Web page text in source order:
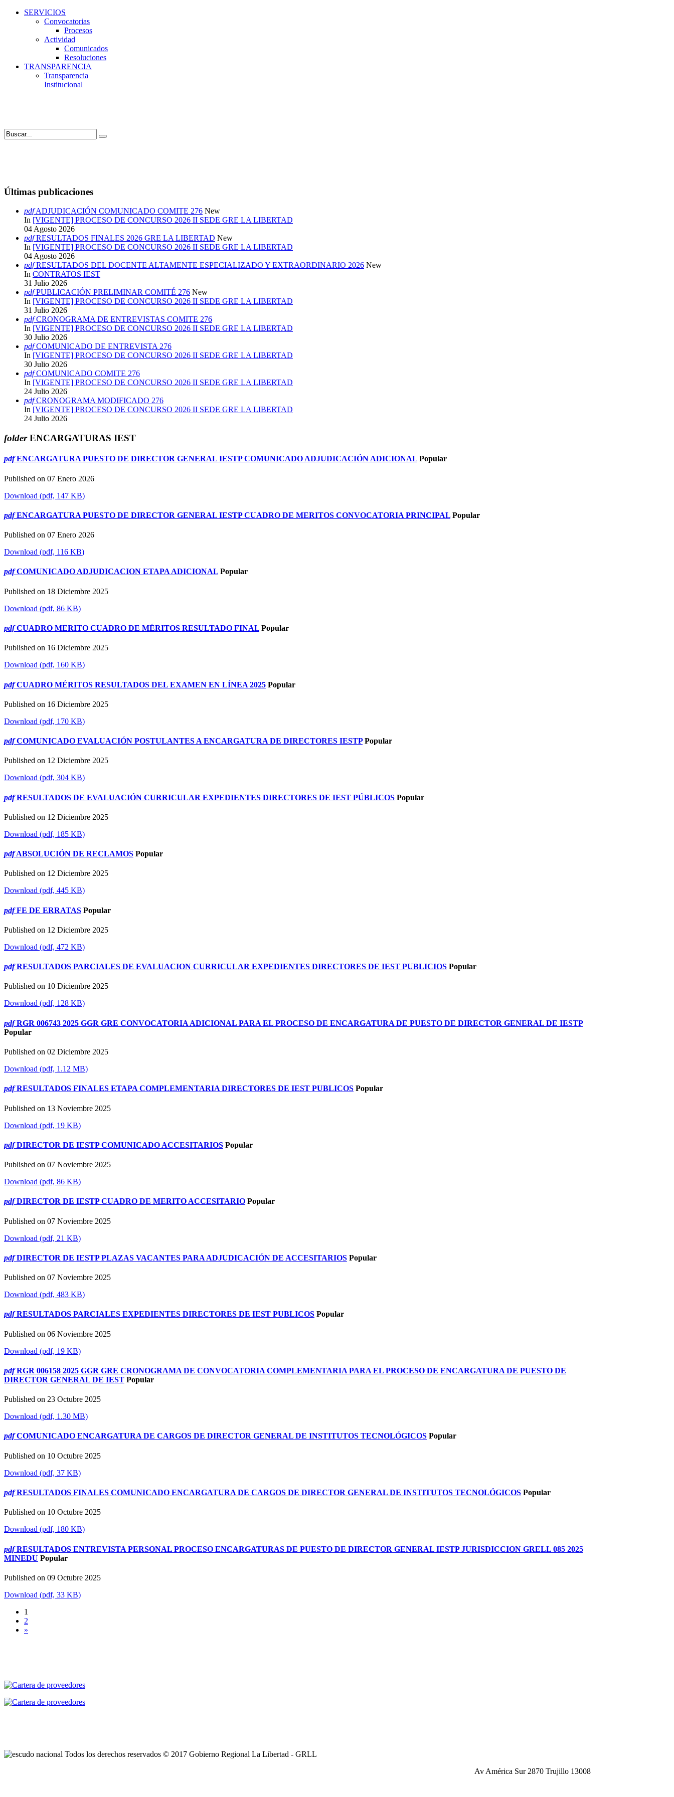
SERVICIOS
Convocatorias
Procesos
Actividad
Comunicados
Resoluciones
TRANSPARENCIA
Transparencia
Institucional
Últimas publicaciones
pdfADJUDICACIÓN COMUNICADO COMITE 276 New
In [VIGENTE] PROCESO DE CONCURSO 2026 II SEDE GRE LA LIBERTAD
04 Agosto 2026
pdf RESULTADOS FINALES 2026 GRE LA LIBERTAD New
In [VIGENTE] PROCESO DE CONCURSO 2026 II SEDE GRE LA LIBERTAD
04 Agosto 2026
pdf RESULTADOS DEL DOCENTE ALTAMENTE ESPECIALIZADO Y EXTRAORDINARIO 2026 New
In CONTRATOS IEST
31 Julio 2026
pdf PUBLICACIÓN PRELIMINAR COMITÉ 276 New
In [VIGENTE] PROCESO DE CONCURSO 2026 II SEDE GRE LA LIBERTAD
31 Julio 2026
pdf CRONOGRAMA DE ENTREVISTAS COMITE 276
In [VIGENTE] PROCESO DE CONCURSO 2026 II SEDE GRE LA LIBERTAD
30 Julio 2026
pdf COMUNICADO DE ENTREVISTA 276
In [VIGENTE] PROCESO DE CONCURSO 2026 II SEDE GRE LA LIBERTAD
30 Julio 2026
pdf COMUNICADO COMITE 276
In [VIGENTE] PROCESO DE CONCURSO 2026 II SEDE GRE LA LIBERTAD
24 Julio 2026
pdf CRONOGRAMA MODIFICADO 276
In [VIGENTE] PROCESO DE CONCURSO 2026 II SEDE GRE LA LIBERTAD
24 Julio 2026
folder ENCARGATURAS IEST
pdf ENCARGATURA PUESTO DE DIRECTOR GENERAL IESTP COMUNICADO ADJUDICACIÓN ADICIONAL Popular
Published on 07 Enero 2026
Download (pdf, 147 KB)
pdf ENCARGATURA PUESTO DE DIRECTOR GENERAL IESTP CUADRO DE MERITOS CONVOCATORIA PRINCIPAL Popular
Published on 07 Enero 2026
Download (pdf, 116 KB)
pdf COMUNICADO ADJUDICACION ETAPA ADICIONAL Popular
Published on 18 Diciembre 2025
Download (pdf, 86 KB)
pdf CUADRO MERITO CUADRO DE MÉRITOS RESULTADO FINAL Popular
Published on 16 Diciembre 2025
Download (pdf, 160 KB)
pdf CUADRO MÉRITOS RESULTADOS DEL EXAMEN EN LÍNEA 2025 Popular
Published on 16 Diciembre 2025
Download (pdf, 170 KB)
pdf COMUNICADO EVALUACIÓN POSTULANTES A ENCARGATURA DE DIRECTORES IESTP Popular
Published on 12 Diciembre 2025
Download (pdf, 304 KB)
pdf RESULTADOS DE EVALUACIÓN CURRICULAR EXPEDIENTES DIRECTORES DE IEST PÚBLICOS Popular
Published on 12 Diciembre 2025
Download (pdf, 185 KB)
pdf ABSOLUCIÓN DE RECLAMOS Popular
Published on 12 Diciembre 2025
Download (pdf, 445 KB)
pdf FE DE ERRATAS Popular
Published on 12 Diciembre 2025
Download (pdf, 472 KB)
pdf RESULTADOS PARCIALES DE EVALUACION CURRICULAR EXPEDIENTES DIRECTORES DE IEST PUBLICIOS Popular
Published on 10 Diciembre 2025
Download (pdf, 128 KB)
pdf RGR 006743 2025 GGR GRE CONVOCATORIA ADICIONAL PARA EL PROCESO DE ENCARGATURA DE PUESTO DE DIRECTOR GENERAL DE IESTP
Popular
Published on 02 Diciembre 2025
Download (pdf, 1.12 MB)
pdf RESULTADOS FINALES ETAPA COMPLEMENTARIA DIRECTORES DE IEST PUBLICOS Popular
Published on 13 Noviembre 2025
Download (pdf, 19 KB)
pdf DIRECTOR DE IESTP COMUNICADO ACCESITARIOS Popular
Published on 07 Noviembre 2025
Download (pdf, 86 KB)
pdf DIRECTOR DE IESTP CUADRO DE MERITO ACCESITARIO Popular
Published on 07 Noviembre 2025
Download (pdf, 21 KB)
pdf DIRECTOR DE IESTP PLAZAS VACANTES PARA ADJUDICACIÓN DE ACCESITARIOS Popular
Published on 07 Noviembre 2025
Download (pdf, 483 KB)
pdf RESULTADOS PARCIALES EXPEDIENTES DIRECTORES DE IEST PUBLICOS Popular
Published on 06 Noviembre 2025
Download (pdf, 19 KB)
pdf RGR 006158 2025 GGR GRE CRONOGRAMA DE CONVOCATORIA COMPLEMENTARIA PARA EL PROCESO DE ENCARGATURA DE PUESTO DE
DIRECTOR GENERAL DE IEST Popular
Published on 23 Octubre 2025
Download (pdf, 1.30 MB)
pdf COMUNICADO ENCARGATURA DE CARGOS DE DIRECTOR GENERAL DE INSTITUTOS TECNOLÓGICOS Popular
Published on 10 Octubre 2025
Download (pdf, 37 KB)
pdf RESULTADOS FINALES COMUNICADO ENCARGATURA DE CARGOS DE DIRECTOR GENERAL DE INSTITUTOS TECNOLÓGICOS Popular
Published on 10 Octubre 2025
Download (pdf, 180 KB)
pdf RESULTADOS ENTREVISTA PERSONAL PROCESO ENCARGATURAS DE PUESTO DE DIRECTOR GENERAL IESTP JURISDICCION GRELL 085 2025
MINEDU Popular
Published on 09 Octubre 2025
Download (pdf, 33 KB)
1
2
»
Todos los derechos reservados © 2017 Gobierno Regional La Libertad - GRLL
Av América Sur 2870 Trujillo 13008